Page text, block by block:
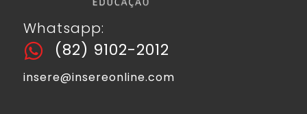
Whatsapp:
(82) 9102-2012
insere@insereonline.com